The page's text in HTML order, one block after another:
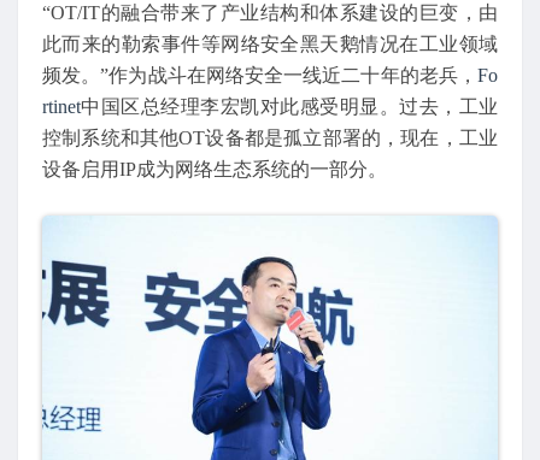
“OT/IT的融合带来了产业结构和体系建设的巨变，由
此而来的勒索事件等网络安全黑天鹅情况在工业领域
频发。”作为战斗在网络安全一线近二十年的老兵， Fo
rtinet中国区总经理李宏凯对此感受明显。过去，工业
控制系统和其他OT设备都是孤立部署的，现在，工业
设备启用IP成为网络生态系统的一部分。